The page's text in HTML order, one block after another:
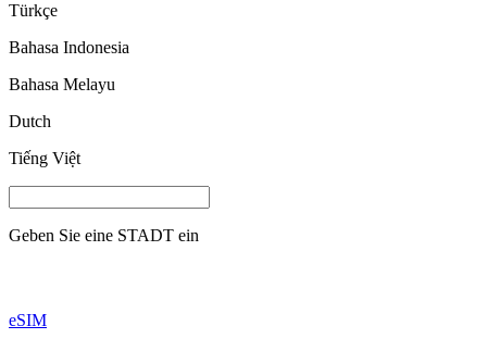
Türkçe
Bahasa Indonesia
Bahasa Melayu
Dutch
Tiếng Việt
Geben Sie eine STADT ein
eSIM